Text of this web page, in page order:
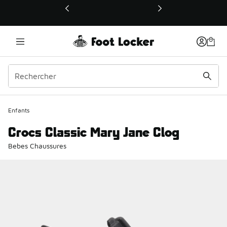
Ce lien ouvrira une nouvelle fenêtre
Enfants
Crocs Classic Mary Jane Clog
Bebes Chaussures